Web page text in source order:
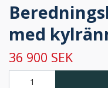
med
36 900 SEK